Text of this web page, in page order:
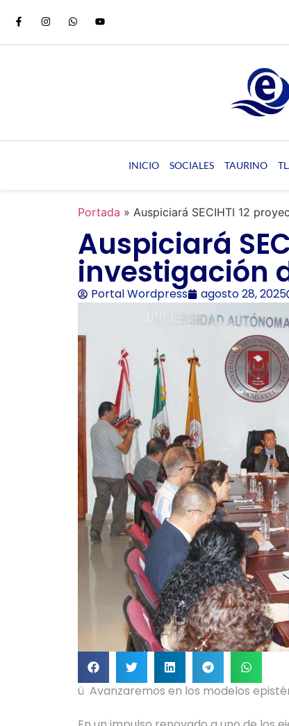
INICIO SOCIALES TAURINO
Portada » Auspiciará SECIHTI 12
Auspiciará
investigación
Portal Wordpress agosto 28, 2025
ü Avanzaremos en los modelos